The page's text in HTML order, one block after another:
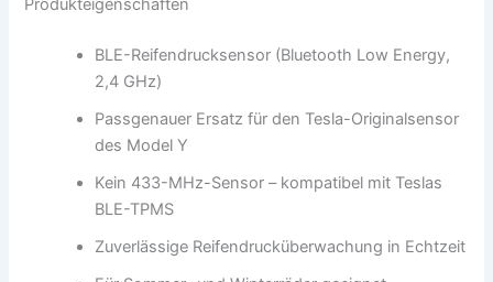
Produkteigenschaften
BLE-Reifendrucksensor (Bluetooth Low Energy,
2,4 GHz)
Passgenauer Ersatz für den Tesla-Originalsensor
des Model Y
Kein 433-MHz-Sensor – kompatibel mit Teslas
BLE-TPMS
Zuverlässige Reifendrucküberwachung in Echtzeit